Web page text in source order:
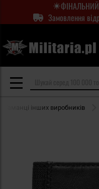
Замовлення
Гаманці інших виробників